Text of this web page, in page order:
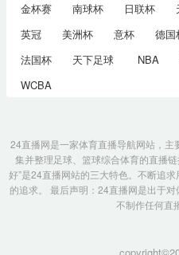
金杯赛
南球杯 日联杯
英冠
美洲杯 意杯 德国
法国杯
天下足球 NBA
WCBA
24直播网是一家体育直播导航网站，
集并整理足球、篮球综合体育的直播链
好”是24直播网站的三大特色。不断追
的追求。 最后声明：24直播网是出于对
不制作任何直